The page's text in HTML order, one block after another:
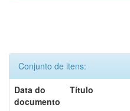
Conjunto de itens:
Data do
documento
Título